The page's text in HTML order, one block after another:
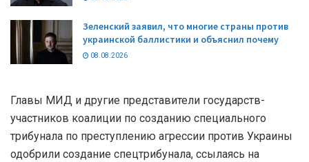
Зеленский заявил, что многие страны против
украинской баллистики и объяснил почему
08.08.2026
Главы МИД и другие представители государств-
участников коалиции по созданию специального
трибунала по преступлению агрессии против Украины
одобрили создание спецтрибунала, ссылаясь на